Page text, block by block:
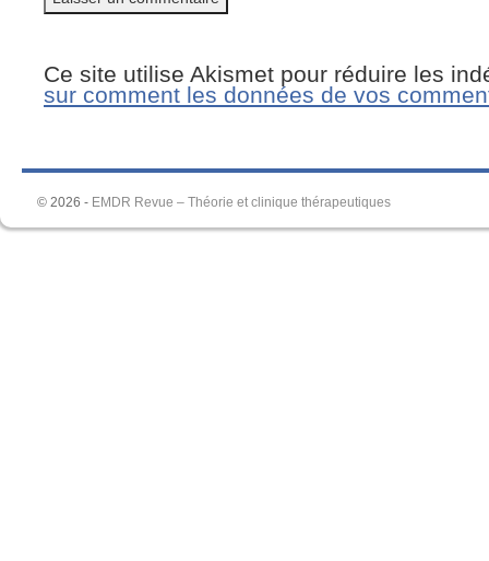
Ce site utilise Akismet pour réduire les
sur comment les données de vos
© 2026 - EMDR Revue – Théorie et clinique thérapeutiques